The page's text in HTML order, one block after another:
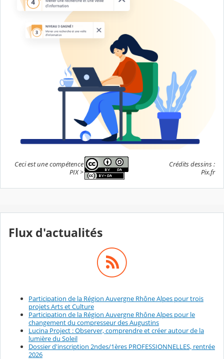
Ceci est une compétence
PIX >
Crédits dessins :
Pix.fr
Flux d'actualités
Participation de la Région Auvergne Rhône Alpes pour trois
projets Arts et Culture
Participation de la Région Auvergne Rhône Alpes pour le
changement du compresseur des Augustins
Lucina Project : Observer, comprendre et créer autour de la
lumière du Soleil
Dossier d'inscription 2ndes/1ères PROFESSIONNELLES, rentrée
2026